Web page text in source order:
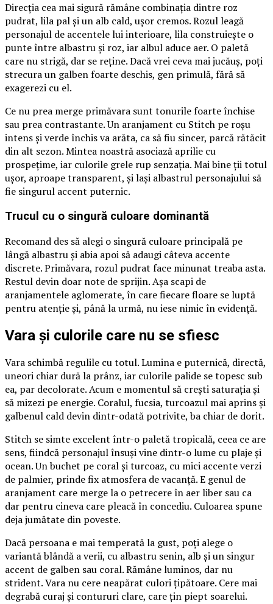
Direcția cea mai sigură rămâne combinația dintre roz
pudrat, lila pal și un alb cald, ușor cremos. Rozul leagă
personajul de accentele lui interioare, lila construiește o
punte între albastru și roz, iar albul aduce aer. O paletă
care nu strigă, dar se reține. Dacă vrei ceva mai jucăuș, poți
strecura un galben foarte deschis, gen primulă, fără să
exagerezi cu el.
Ce nu prea merge primăvara sunt tonurile foarte închise
sau prea contrastante. Un aranjament cu Stitch pe roșu
intens și verde închis va arăta, ca să fiu sincer, parcă rătăcit
din alt sezon. Mintea noastră asociază aprilie cu
prospețime, iar culorile grele rup senzația. Mai bine ții totul
ușor, aproape transparent, și lași albastrul personajului să
fie singurul accent puternic.
Trucul cu o singură culoare dominantă
Recomand des să alegi o singură culoare principală pe
lângă albastru și abia apoi să adaugi câteva accente
discrete. Primăvara, rozul pudrat face minunat treaba asta.
Restul devin doar note de sprijin. Așa scapi de
aranjamentele aglomerate, în care fiecare floare se luptă
pentru atenție și, până la urmă, nu iese nimic în evidență.
Vara și culorile care nu se sfiesc
Vara schimbă regulile cu totul. Lumina e puternică, directă,
uneori chiar dură la prânz, iar culorile palide se topesc sub
ea, par decolorate. Acum e momentul să crești saturația și
să mizezi pe energie. Coralul, fucsia, turcoazul mai aprins și
galbenul cald devin dintr-odată potrivite, ba chiar de dorit.
Stitch se simte excelent într-o paletă tropicală, ceea ce are
sens, fiindcă personajul însuși vine dintr-o lume cu plaje și
ocean. Un buchet pe coral și turcoaz, cu mici accente verzi
de palmier, prinde fix atmosfera de vacanță. E genul de
aranjament care merge la o petrecere în aer liber sau ca
dar pentru cineva care pleacă în concediu. Culoarea spune
deja jumătate din poveste.
Dacă persoana e mai temperată la gust, poți alege o
variantă blândă a verii, cu albastru senin, alb și un singur
accent de galben sau coral. Rămâne luminos, dar nu
strident. Vara nu cere neapărat culori țipătoare. Cere mai
degrabă curaj și contururi clare, care țin piept soarelui.